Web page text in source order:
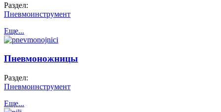
Раздел:
Пневмоинструмент
Еще...
Пневмоножницы
Раздел:
Пневмоинструмент
Еще...